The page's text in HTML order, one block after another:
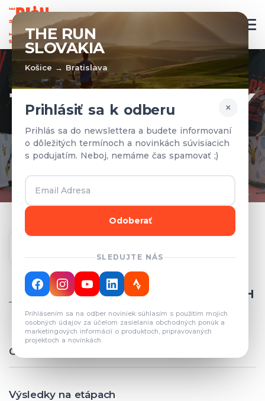
THE RUN
SLOVAKIA
Košice → Bratislava
×
Prihlásiť sa k odberu
Prihlás sa do newslettera a budete informovaní
o dôležitých termínoch a novinkách súvisiacich
s podujatím. Neboj, nemáme čas spamovať ;)
Odoberať
SLEDUJTE NÁS
Prihlásením sa na odber noviniek súhlasím s použitím mojich
osobných údajov za účelom zasielania obchodných ponúk a
marketingových informácií o produktoch, pripravovaných
projektoch a novinkách.
TÍMY A VÝSLEDKY
Prihlásené tímy a výsledky z
predchádzajúcich rokov.
CELKOVÝ POČET REGISTROVANÝCH
TÍMOV: 82
Celkové výsledky
Výsledky na etápach